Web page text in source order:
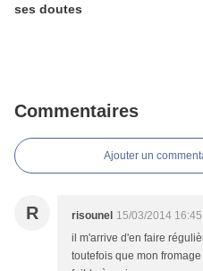
ses doutes
Commentaires
Ajouter un
R risounel 15/03/2014 16:45
il m'arrive d'en faire
toutefois que mon